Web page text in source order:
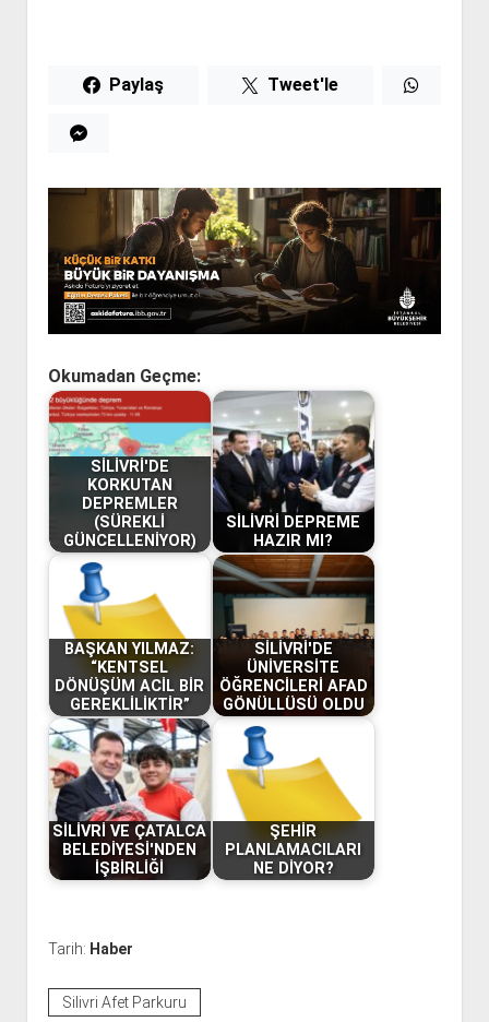
Paylaş Tweet'le
Okumadan Geçme:
SİLİVRİ'DE
KORKUTAN
DEPREMLER
(SÜREKLİ
GÜNCELLENİYOR)
SİLİVRİ DEPREME
HAZIR MI?
BAŞKAN YILMAZ:
“KENTSEL
DÖNÜŞÜM ACİL BİR
GEREKLİLİKTİR”
SİLİVRİ'DE
ÜNİVERSİTE
ÖĞRENCİLERİ AFAD
GÖNÜLLÜSÜ OLDU
SİLİVRİ VE ÇATALCA
BELEDİYESİ'NDEN
İŞBİRLİĞİ
ŞEHİR
PLANLAMACILARI
NE DİYOR?
Tarih: Haber
Silivri Afet Parkuru